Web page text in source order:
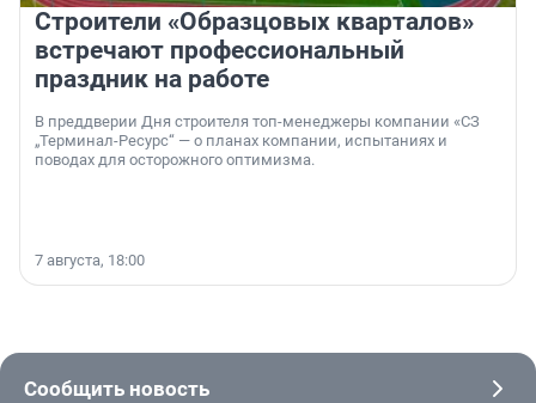
Строители «Образцовых кварталов»
встречают профессиональный
праздник на работе
В преддверии Дня строителя топ-менеджеры компании «СЗ
„Терминал-Ресурс“ — о планах компании, испытаниях и
поводах для осторожного оптимизма.
7 августа, 18:00
Сообщить новость